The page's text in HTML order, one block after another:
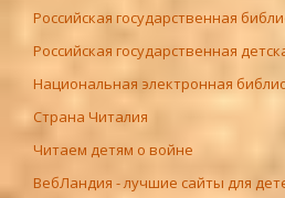
Российская государственная
Российская государственная
Национальная электронная
Страна Читалия
Читаем детям о войне
ВебЛандия - лучшие сайты для